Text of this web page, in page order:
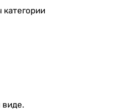
категории
виде.